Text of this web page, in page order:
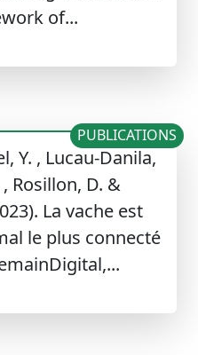
of...
Y. , Lucau-Danila,
Rosillon, D. &
La vache est
le plus connecté
PUBLICATIONS